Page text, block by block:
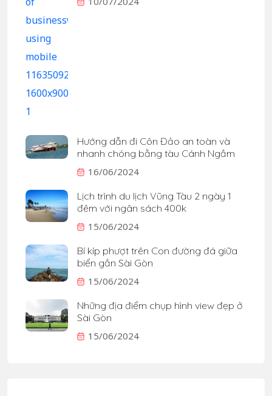
Hướng dẫn đi Côn Đảo an toàn và
nhanh chóng bằng tàu Cánh Ngầm
16/06/2024
Lịch trình du lịch Vũng Tàu 2 ngày 1
đêm với ngân sách 400k
15/06/2024
Bí kíp phượt trên Con đường đá giữa
biển gần Sài Gòn
15/06/2024
Những địa điểm chụp hình view đẹp ở
Sài Gòn
15/06/2024